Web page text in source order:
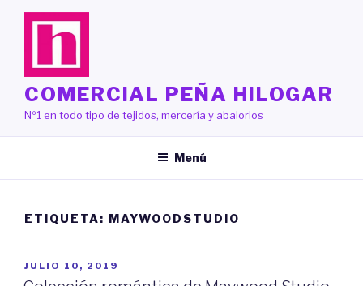
Saltar
COMERCIAL PEÑA HILOGAR
Nº1 en todo tipo de tejidos, mercería y abalorios
Menú
ETIQUETA: MAYWOODSTUDIO
PUBLICADO
EL
JULIO 10, 2019